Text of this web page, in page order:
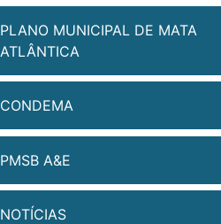
PLANO MUNICIPAL DE MATA
ATLÂNTICA
CONDEMA
PMSB A&E
NOTÍCIAS